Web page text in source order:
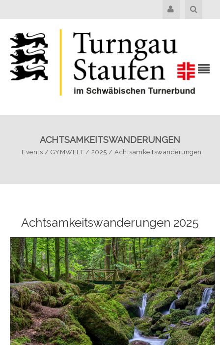
ACHTSAMKEITSWANDERUNGEN
Events / GYMWELT/ 2025 /Achtsamkeitswanderungen
Achtsamkeitswanderungen 2025